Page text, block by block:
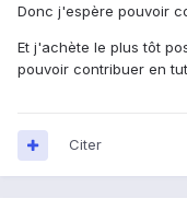
Donc j'espère pouvoir
Et j'achète le plus tôt
pouvoir contribuer en
Citer